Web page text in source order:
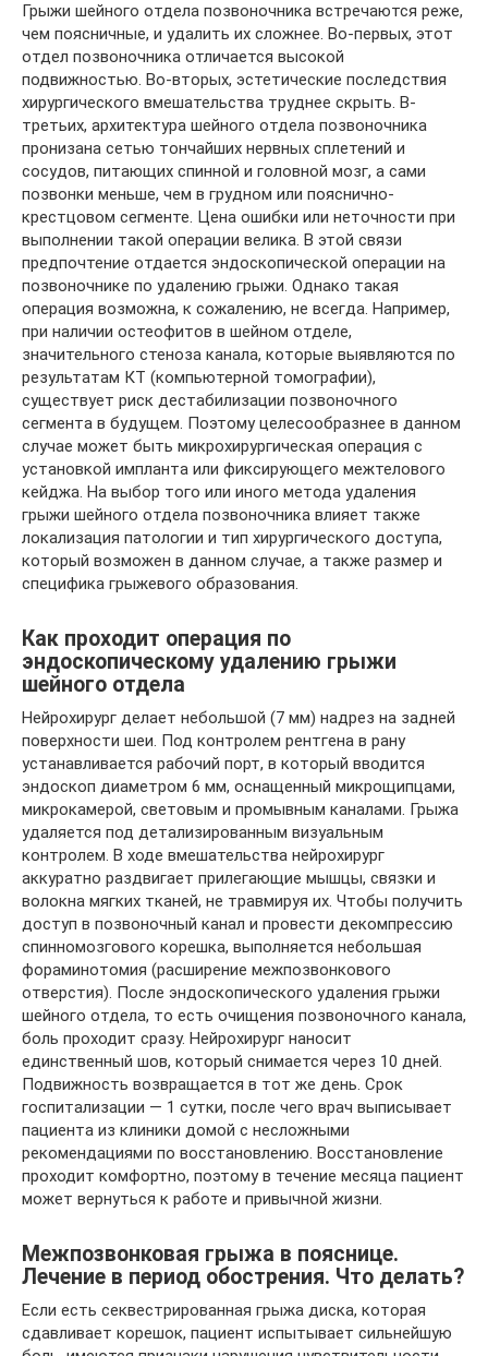
Грыжи шейного отдела позвоночника встречаются реже,
чем поясничные, и удалить их сложнее. Во-первых, этот
отдел позвоночника отличается высокой
подвижностью. Во-вторых, эстетические последствия
хирургического вмешательства труднее скрыть. В-
третьих, архитектура шейного отдела позвоночника
пронизана сетью тончайших нервных сплетений и
сосудов, питающих спинной и головной мозг, а сами
позвонки меньше, чем в грудном или пояснично-
крестцовом сегменте. Цена ошибки или неточности при
выполнении такой операции велика. В этой связи
предпочтение отдается эндоскопической операции на
позвоночнике по удалению грыжи. Однако такая
операция возможна, к сожалению, не всегда. Например,
при наличии остеофитов в шейном отделе,
значительного стеноза канала, которые выявляются по
результатам КТ (компьютерной томографии),
существует риск дестабилизации позвоночного
сегмента в будущем. Поэтому целесообразнее в данном
случае может быть микрохирургическая операция с
установкой импланта или фиксирующего межтелового
кейджа. На выбор того или иного метода удаления
грыжи шейного отдела позвоночника влияет также
локализация патологии и тип хирургического доступа,
который возможен в данном случае, а также размер и
специфика грыжевого образования.
Как проходит операция по
эндоскопическому удалению грыжи
шейного отдела
Нейрохирург делает небольшой (7 мм) надрез на задней
поверхности шеи. Под контролем рентгена в рану
устанавливается рабочий порт, в который вводится
эндоскоп диаметром 6 мм, оснащенный микрощипцами,
микрокамерой, световым и промывным каналами. Грыжа
удаляется под детализированным визуальным
контролем. В ходе вмешательства нейрохирург
аккуратно раздвигает прилегающие мышцы, связки и
волокна мягких тканей, не травмируя их. Чтобы получить
доступ в позвоночный канал и провести декомпрессию
спинномозгового корешка, выполняется небольшая
фораминотомия (расширение межпозвонкового
отверстия). После эндоскопического удаления грыжи
шейного отдела, то есть очищения позвоночного канала,
боль проходит сразу. Нейрохирург наносит
единственный шов, который снимается через 10 дней.
Подвижность возвращается в тот же день. Срок
госпитализации — 1 сутки, после чего врач выписывает
пациента из клиники домой с несложными
рекомендациями по восстановлению. Восстановление
проходит комфортно, поэтому в течение месяца пациент
может вернуться к работе и привычной жизни.
Межпозвонковая грыжа в пояснице.
Лечение в период обострения. Что делать?
Если есть секвестрированная грыжа диска, которая
сдавливает корешок, пациент испытывает сильнейшую